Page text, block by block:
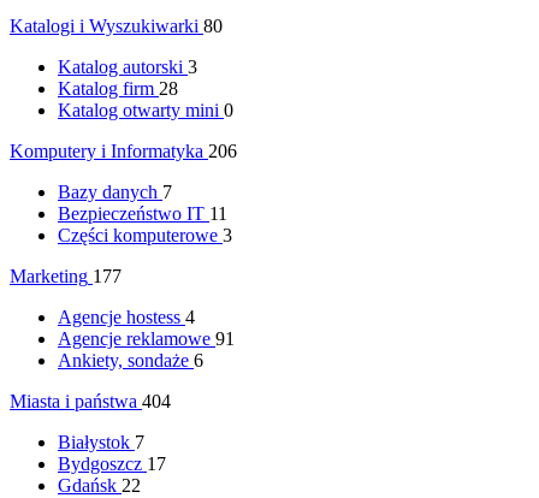
Katalogi i Wyszukiwarki 80
Katalog autorski 3
Katalog firm 28
Katalog otwarty mini 0
Komputery i Informatyka 206
Bazy danych 7
Bezpieczeństwo IT 11
Części komputerowe 3
Marketing 177
Agencje hostess 4
Agencje reklamowe 91
Ankiety, sondaże 6
Miasta i państwa 404
Białystok 7
Bydgoszcz 17
Gdańsk 22